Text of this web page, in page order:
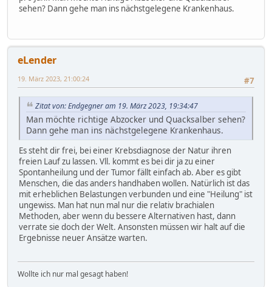
sehen? Dann gehe man ins nächstgelegene Krankenhaus.
eLender
#7
19. März 2023, 21:00:24
Zitat von: Endgegner am 19. März 2023, 19:34:47
Man möchte richtige Abzocker und Quacksalber sehen?
Dann gehe man ins nächstgelegene Krankenhaus.
Es steht dir frei, bei einer Krebsdiagnose der Natur ihren
freien Lauf zu lassen. Vll. kommt es bei dir ja zu einer
Spontanheilung und der Tumor fällt einfach ab. Aber es gibt
Menschen, die das anders handhaben wollen. Natürlich ist das
mit erheblichen Belastungen verbunden und eine "Heilung" ist
ungewiss. Man hat nun mal nur die relativ brachialen
Methoden, aber wenn du bessere Alternativen hast, dann
verrate sie doch der Welt. Ansonsten müssen wir halt auf die
Ergebnisse neuer Ansätze warten.
Wollte ich nur mal gesagt haben!